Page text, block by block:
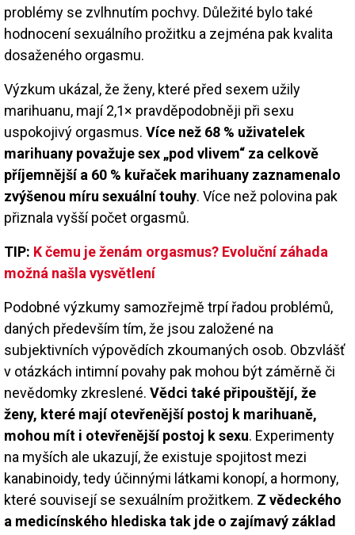
problémy se zvlhnutím pochvy. Důležité bylo také
hodnocení sexuálního prožitku a zejména pak kvalita
dosaženého orgasmu.
Výzkum ukázal, že ženy, které před sexem užily
marihuanu, mají 2,1× pravděpodobněji při sexu
uspokojivý orgasmus. Více než 68 % uživatelek
marihuany považuje sex „pod vlivem“ za celkově
příjemnější a 60 % kuřaček marihuany zaznamenalo
zvýšenou míru sexuální touhy. Více než polovina pak
přiznala vyšší počet orgasmů.
TIP: K čemu je ženám orgasmus? Evoluční záhada
možná našla vysvětlení
Podobné výzkumy samozřejmě trpí řadou problémů,
daných především tím, že jsou založené na
subjektivních výpovědích zkoumaných osob. Obzvlášť
v otázkách intimní povahy pak mohou být záměrně či
nevědomky zkreslené. Vědci také připouštějí, že
ženy, které mají otevřenější postoj k marihuaně,
mohou mít i otevřenější postoj k sexu. Experimenty
na myších ale ukazují, že existuje spojitost mezi
kanabinoidy, tedy účinnými látkami konopí, a hormony,
které souvisejí se sexuálním prožitkem. Z vědeckého
a medicínského hlediska tak jde o zajímavý základ